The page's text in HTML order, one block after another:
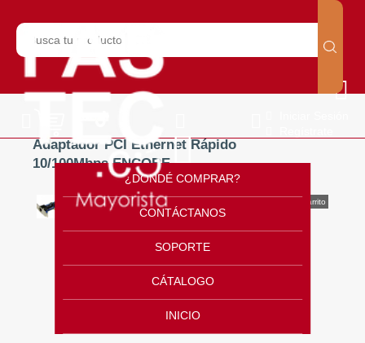
¿DONDÉ COMPRAR?
CONTÁCTANOS
SOPORTE
CÁTALOGO
INICIO
Adaptador PCI Ethernet Rápido
10/100Mbps ENCORE
Adaptador PCI
Ethernet Rápido
10/100Mbps